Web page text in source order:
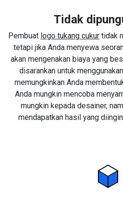
Tidak
Pembuat logo tukang cukur tidak
tetapi jika Anda menyewa
akan mengenakan biaya yang
disarankan untuk
memungkinkan Anda
Anda mungkin mencoba
mungkin kepada desainer,
mendapatkan hasil yang